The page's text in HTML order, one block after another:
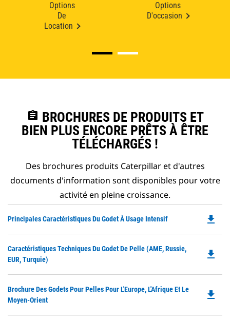
Options
De
Location
Options
D'occasion
assignment BROCHURES DE PRODUITS ET
BIEN PLUS ENCORE PRÊTS À ÊTRE
TÉLÉCHARGÉS !
Des brochures produits Caterpillar et d'autres
documents d'information sont disponibles pour votre
activité en pleine croissance.
Principales Caractéristiques Du Godet À Usage Intensif file_download
Caractéristiques Techniques Du Godet De Pelle (AME, Russie,
EUR, Turquie)
file_download
Brochure Des Godets Pour Pelles Pour L'Europe, L'Afrique Et Le
Moyen-Orient
file_download